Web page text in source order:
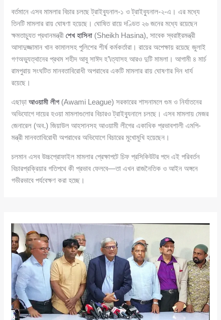
বর্তমানে এসব মামলার বিচার চলছে ট্রাইব্যুনাল-১ ও ট্রাইব্যুনাল-২-এ। এর মধ্যে
তিনটি মামলার রায় ঘোষণা হয়েছে। ঘোষিত রায়ে দণ্ডিত ২৬ জনের মধ্যে রয়েছেন
ক্ষমতাচ্যুত প্রধানমন্ত্রীশেখ হাসিনা (Sheikh Hasina), সাবেক স্বরাষ্ট্রমন্ত্রী
আসাদুজ্জামান খান কামালসহ পুলিশের শীর্ষ কর্মকর্তারা। রায়ের অপেক্ষায় রয়েছে জুলাই
গণঅভ্যুত্থানের প্রথম শহীদ আবু সাঈদ হ’\ত্যাসহ আরও দুটি মামলা। আগামী ৪ মার্চ
রামপুরায় সংঘটিত মানবতাবিরোধী অপরাধের একটি মামলার রায় ঘোষণার দিন ধার্য
রয়েছে।
এছাড়াআওয়ামী লীগ (Awami League) সরকারের শাসনামলে গুম ও নির্যাতনের
অভিযোগে দায়ের হওয়া মামলাগুলোর বিচারও ট্রাইব্যুনালে চলছে। এসব মামলায় মেজর
জেনারেল (অব.) জিয়াউল আহসানসহ আওয়ামী লীগের একাধিক প্রভাবশালী এমপি-
মন্ত্রী মানবতাবিরোধী অপরাধের অভিযোগে বিচারের মুখোমুখি হয়েছেন।
চলমান এসব উচ্চপ্রোফাইল মামলার প্রেক্ষাপটে চিফ প্রসিকিউটর পদে এই পরিবর্তন
বিচারপ্রক্রিয়ার গতিপথে কী প্রভাব ফেলবে—তা এখন রাজনৈতিক ও আইন অঙ্গনে
গভীরভাবে পর্যবেক্ষণ করা হচ্ছে।